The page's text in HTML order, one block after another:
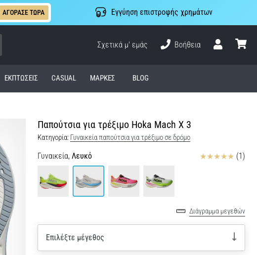
ΑΓΟΡΑΣΕ ΤΩΡΑ Εγγύηση επιστροφής χρημάτων
Σχετικά μ' εμάς
Βοήθεια
ΕΚΠΤΩΣΕΙΣ CASUAL ΜΆΡΚΕΣ BLOG
Παπούτσια για τρέξιμο Hoka Mach X 3
Κατηγορία: Γυναικεία παπούτσια για τρέξιμο σε δρόμο
Γυναικεία, Λευκό Κριτικές (1)
Διάγραμμα μεγεθών
Επιλέξτε μέγεθος